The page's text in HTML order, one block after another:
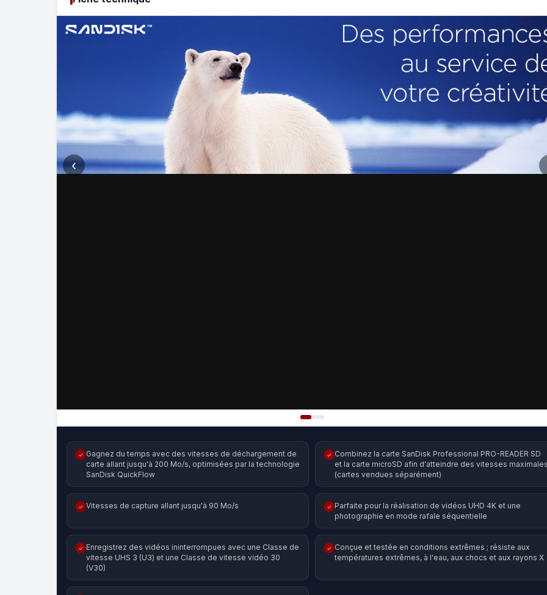
‹
✓ Gagnez du temps avec des vitesses de déchargement de
carte allant jusqu'à 200 Mo/s, optimisées par la technologie
SanDisk QuickFlow
✓ Combinez la carte SanDisk Professional PRO-READER SD
et la carte microSD afin d'atteindre des vitesses
(cartes vendues séparément)
✓ Vitesses de capture allant jusqu'à 90 Mo/s ✓ Parfaite pour la réalisation de vidéos UHD 4K et une
photographie en mode rafale séquentielle
✓ Enregistrez des vidéos ininterrompues avec une Classe de
vitesse UHS 3 (U3) et une Classe de vitesse vidéo 30
(V30)
✓ Conçue et testée en conditions extrêmes ; résiste aux
températures extrêmes, à l'eau, aux chocs et aux rayons X